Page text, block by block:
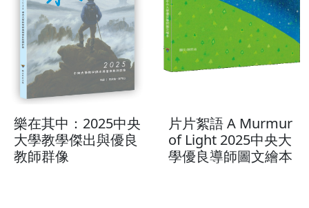
樂在其中：2025中央
大學教學傑出與優良
教師群像
片片絮語 A Murmur
of Light 2025中央大
學優良導師圖文繪本